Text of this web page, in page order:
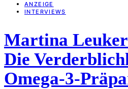
ANZEIGE
INTERVIEWS
Martina
Die
Omega-3-